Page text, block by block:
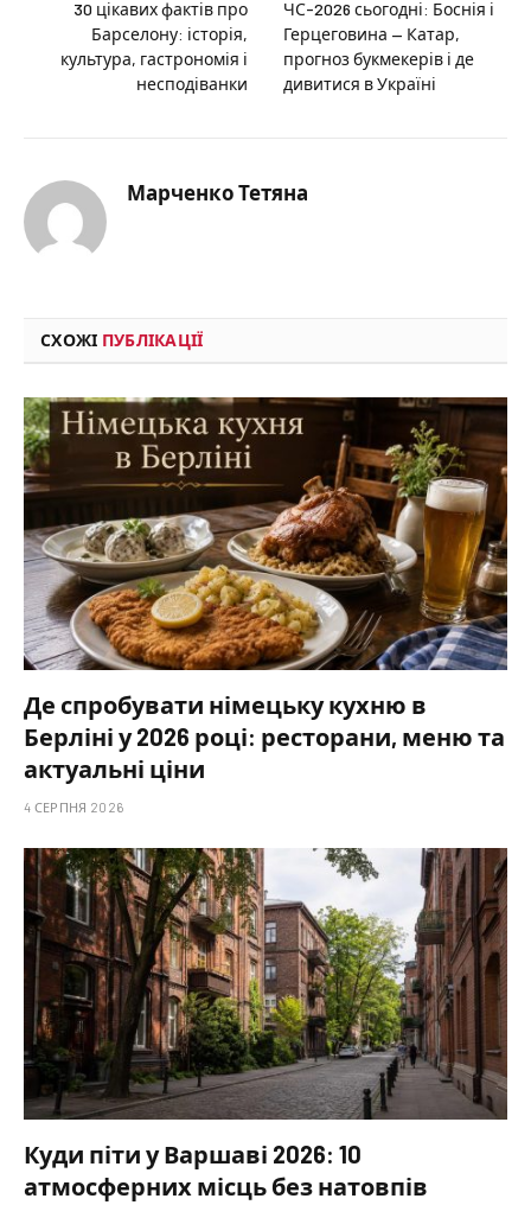
30 цікавих фактів про
Барселону: історія,
культура, гастрономія і
несподіванки
ЧС-2026 сьогодні: Боснія і
Герцеговина — Катар,
прогноз букмекерів і де
дивитися в Україні
Марченко Тетяна
СХОЖІ ПУБЛІКАЦІЇ
Де спробувати німецьку кухню в
Берліні у 2026 році: ресторани, меню та
актуальні ціни
4 СЕРПНЯ 2026
Куди піти у Варшаві 2026: 10
атмосферних місць без натовпів